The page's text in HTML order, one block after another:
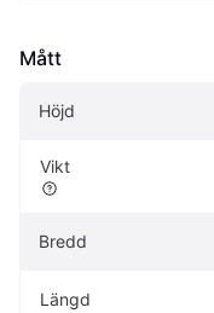
Mått
Höjd
Vikt
Bredd
Längd